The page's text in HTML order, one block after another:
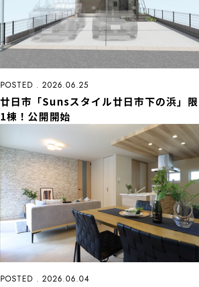
POSTED . 2026.06.25
廿日市「Sunsスタイル廿日市下の浜」
1棟！公開開始
POSTED . 2026.06.04